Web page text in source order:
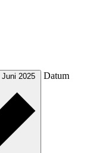
Juni 2025 Datum